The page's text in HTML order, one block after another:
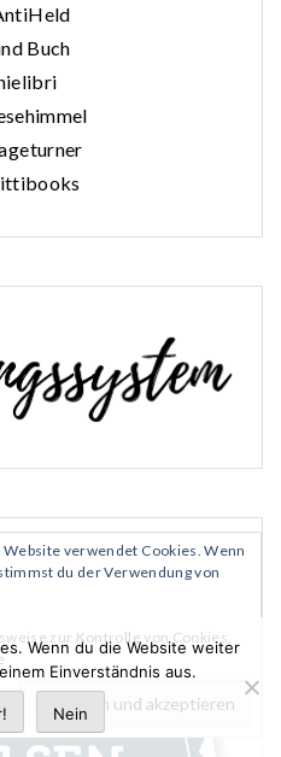
Buch
verwendet Cookies. Wenn
du der Verwendung von
zur Kontrolle von Cookies,
Wenn du die Website weiter
Einverständnis aus.
Nein